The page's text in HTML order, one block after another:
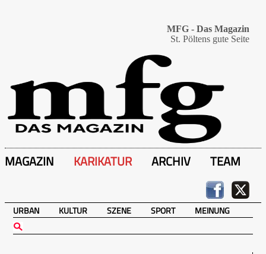
MFG - Das Magazin
St. Pöltens gute Seite
MAGAZIN KARIKATUR ARCHIV TEAM
URBAN KULTUR SZENE SPORT MEINUNG